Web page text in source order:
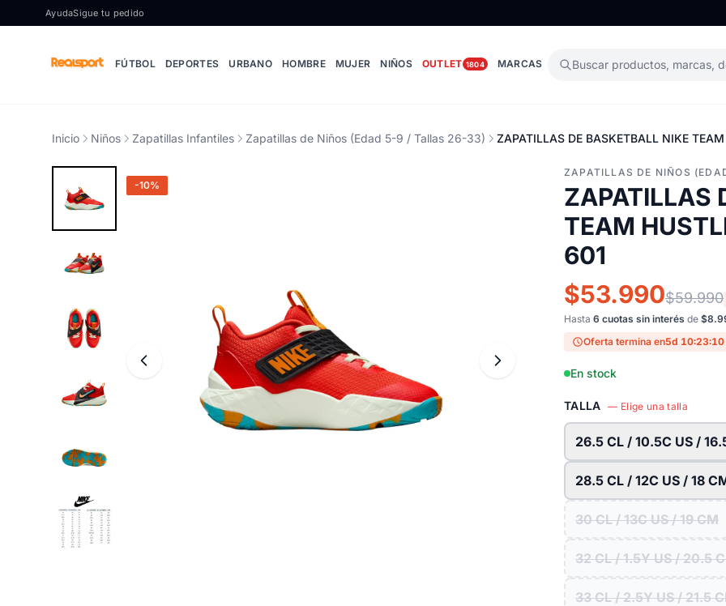
Ir al contenido
AyudaSigue tu pedido
FÚTBOL DEPORTES URBANO HOMBRE MUJER NIÑOS OUTLET 1804 MARCAS Buscar productos, marcas,
Inicio Niños Zapatillas Infantiles Zapatillas de Niños (Edad 5-9 / Tallas 26-33) ZAPATILLAS DE BASKETBALL NIKE
-10%
ZAPATILLAS DE NIÑOS
ZAPATILLAS
TEAM
601
$53.990$59.990
Hasta 6 cuotas sin interés de
Oferta termina en5d 10:23:09
En stock
TALLA — Elige una talla
26.5 CL / 10.5C US /
28.5 CL / 12C US / 18
30 CL / 13C US / 19 CM
32 CL / 1.5Y US / 20.5
33 CL / 2.5Y US / 21.5